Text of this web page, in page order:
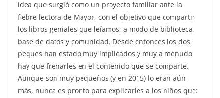
idea que surgió como un proyecto familiar ante la
fiebre lectora de Mayor, con el objetivo que compartir
los libros geniales que leíamos, a modo de biblioteca,
base de datos y comunidad. Desde entonces los dos
peques han estado muy implicados y muy a menudo
hay que frenarles en el contenido que se comparte.
Aunque son muy pequeños (y en 2015) lo eran aún
más, nunca es pronto para explicarles a los niños que: